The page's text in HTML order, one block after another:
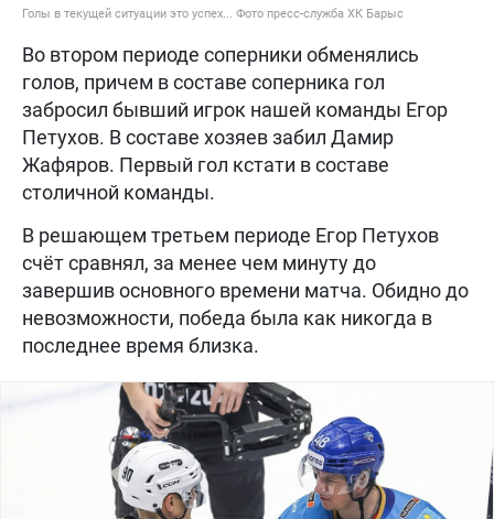
Голы в текущей ситуации это успех... Фото пресс-служба ХК Барыс
Во втором периоде соперники обменялись
голов, причем в составе соперника гол
забросил бывший игрок нашей команды Егор
Петухов. В составе хозяев забил Дамир
Жафяров. Первый гол кстати в составе
столичной команды.
В решающем третьем периоде Егор Петухов
счёт сравнял, за менее чем минуту до
завершив основного времени матча. Обидно до
невозможности, победа была как никогда в
последнее время близка.